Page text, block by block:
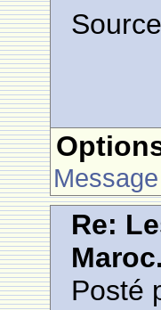
Message
Re:
Maroc.
Posté